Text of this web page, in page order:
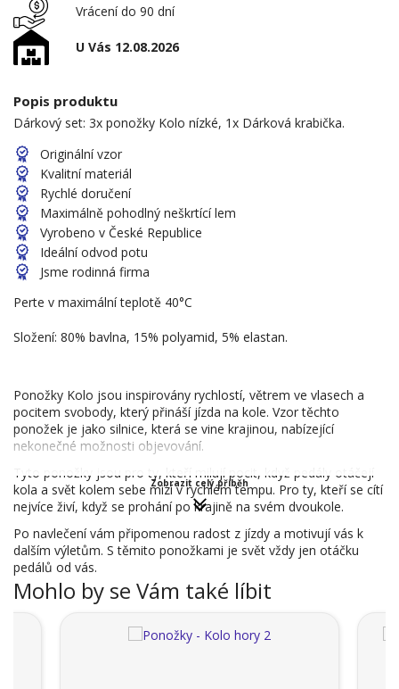
Vrácení do 90 dní
U Vás 12.08.2026
Popis produktu
Dárkový set: 3x ponožky Kolo nízké, 1x Dárková krabička.
Originální vzor
Kvalitní materiál
Rychlé doručení
Maximálně pohodlný neškrtící lem
Vyrobeno v České Republice
Ideální odvod potu
Jsme rodinná firma
Perte v maximální teplotě 40°C
Složení: 80% bavlna, 15% polyamid, 5% elastan.
Ponožky Kolo jsou inspirovány rychlostí, větrem ve vlasech a
pocitem svobody, který přináší jízda na kole. Vzor těchto
ponožek je jako silnice, která se vine krajinou, nabízející
nekonečné možnosti objevování.
Tyto ponožky jsou pro ty, kteří milují pocit, když pedály otáčejí
kola a svět kolem sebe mizí v rychlém tempu. Pro ty, kteří se cítí
nejvíce živí, když se prohání po krajině na svém dvoukole.
Po navlečení vám připomenou radost z jízdy a motivují vás k
dalším výletům. S těmito ponožkami je svět vždy jen otáčku
pedálů od vás.
Zobrazit celý příběh
Mohlo by se Vám také líbit